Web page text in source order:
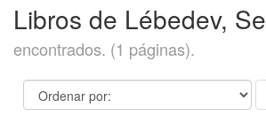
Libros de Lébedev,
encontrados. (1 páginas).